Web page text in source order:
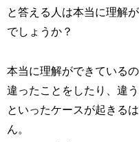
と答える人は本当に理解
でしょうか？
本当に理解ができている
違ったことをしたり、違
といったケースが起きる
ん。